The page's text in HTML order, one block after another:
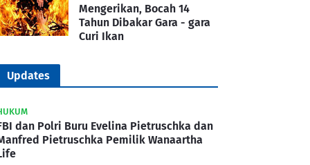
Mengerikan, Bocah 14
Tahun Dibakar Gara - gara
Curi Ikan
Updates
dan Polri Buru Evelina Pietruschka dan
Pietruschka Pemilik Wanaartha